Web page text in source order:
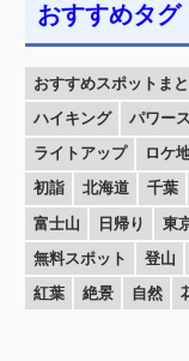
おすすめタグ
おすすめスポットま
ハイキング
パワー
ライトアップ
ロケ
初詣
北海道 千葉
富士山
日帰り 東
無料スポット
登山
紅葉
絶景 自然